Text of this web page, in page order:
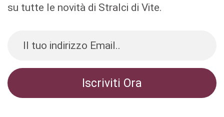
su tutte le novità di Stralci di Vite.